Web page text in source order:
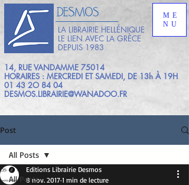
LA LIBRAIRIE HELLÉNIQUE
LE LIEN AVEC LA GRÈCE
DEPUIS 1983
ME
NU
14, RUE VANDAMME 75014
HORAIRES : MERCREDI ET SAMEDI, DE 13h À 19H
01 43 2O 84 04
DESMOS.LIBRAIRIE@WANADOO.FR
Post
All Posts
All Posts
Editions Librairie Desmos
8 nov. 2017 1 min de lecture